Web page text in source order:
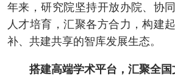
年来，研究院坚持开放办院、协
人才培育，汇聚各方合力，构建
补、共建共享的智库发展生态。
搭建高端学术平台，汇聚全国